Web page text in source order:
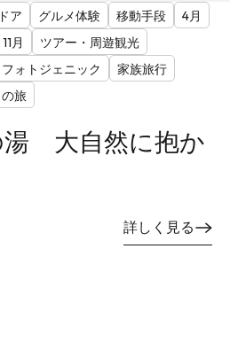
ア グルメ体験 移動手段
4月
11月
ツアー・周遊観光
フォトジェニック
家族旅行
旅
湯 大自然に抱か
詳しく見る